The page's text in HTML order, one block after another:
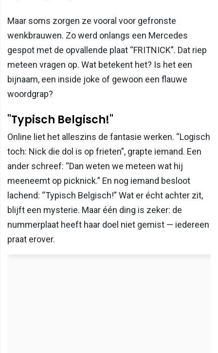
Maar soms zorgen ze vooral voor gefronste
wenkbrauwen. Zo werd onlangs een Mercedes
gespot met de opvallende plaat “FRITNICK”. Dat riep
meteen vragen op. Wat betekent het? Is het een
bijnaam, een inside joke of gewoon een flauwe
woordgrap?
"Typisch Belgisch!"
Online liet het alleszins de fantasie werken. “Logisch
toch: Nick die dol is op frieten”, grapte iemand. Een
ander schreef: “Dan weten we meteen wat hij
meeneemt op picknick.” En nog iemand besloot
lachend: “Typisch Belgisch!” Wat er écht achter zit,
blijft een mysterie. Maar één ding is zeker: de
nummerplaat heeft haar doel niet gemist — iedereen
praat erover.